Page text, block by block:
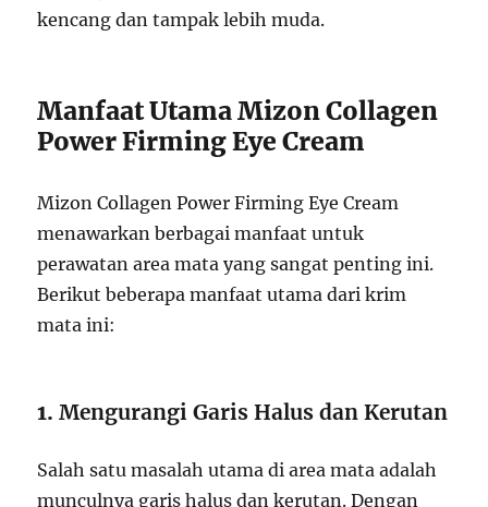
kencang dan tampak lebih muda.
Manfaat Utama Mizon Collagen
Power Firming Eye Cream
Mizon Collagen Power Firming Eye Cream
menawarkan berbagai manfaat untuk
perawatan area mata yang sangat penting ini.
Berikut beberapa manfaat utama dari krim
mata ini:
1.Mengurangi Garis Halus dan Kerutan
Salah satu masalah utama di area mata adalah
munculnya garis halus dan kerutan. Dengan